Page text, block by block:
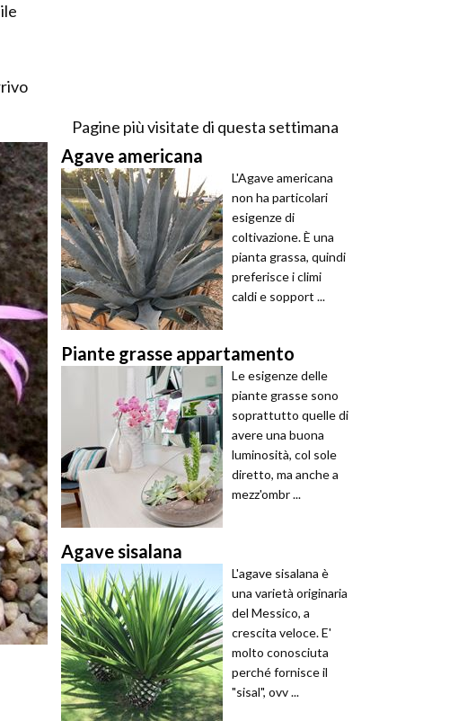
Pagine più visitate di questa settimana
Agave americana
L'Agave americana
non ha particolari
esigenze di
coltivazione. È una
pianta grassa, quindi
preferisce i climi
caldi e sopport ...
Piante grasse appartamento
Le esigenze delle
piante grasse sono
soprattutto quelle di
avere una buona
luminosità, col sole
diretto, ma anche a
mezz'ombr ...
Agave sisalana
L'agave sisalana è
una varietà originaria
del Messico, a
crescita veloce. E'
molto conosciuta
perché fornisce il
"sisal", ovv ...